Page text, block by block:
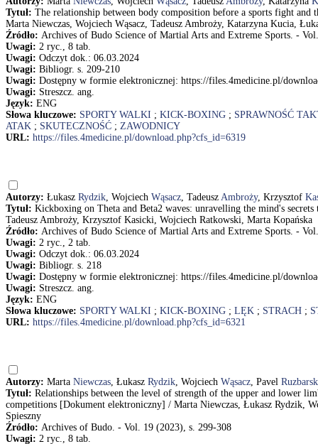
Tytuł: The relationship between body composition before a sports fight
Marta Niewczas, Wojciech Wąsacz, Tadeusz Ambroży, Katarzyna Kucia,
Źródło: Archives of Budo Science of Martial Arts and Extreme Sports. -
Uwagi: 2 ryc., 8 tab.
Uwagi: Odczyt dok.: 06.03.2024
Uwagi: Bibliogr. s. 209-210
Uwagi: Dostępny w formie elektronicznej: https://files.4medicine.pl/
Uwagi: Streszcz. ang.
Język: ENG
Słowa kluczowe: SPORTY WALKI ; KICK-BOXING ; SPRAWNOŚĆ
ATAK ; SKUTECZNOŚĆ ; ZAWODNICY
URL: https://files.4medicine.pl/download.php?cfs_id=6319
Autorzy: Łukasz Rydzik, Wojciech Wąsacz, Tadeusz Ambroży, Krzysztof
Tytuł: Kickboxing on Theta and Beta2 waves: unravelling the mind's
Tadeusz Ambroży, Krzysztof Kasicki, Wojciech Ratkowski, Marta Kopańska
Źródło: Archives of Budo Science of Martial Arts and Extreme Sports. -
Uwagi: 2 ryc., 2 tab.
Uwagi: Odczyt dok.: 06.03.2024
Uwagi: Bibliogr. s. 218
Uwagi: Dostępny w formie elektronicznej: https://files.4medicine.pl/
Uwagi: Streszcz. ang.
Język: ENG
Słowa kluczowe: SPORTY WALKI ; KICK-BOXING ; LĘK ; STRACH ;
URL: https://files.4medicine.pl/download.php?cfs_id=6321
Autorzy: Marta Niewczas, Łukasz Rydzik, Wojciech Wąsacz, Pavel
Tytuł: Relationships between the level of strength of the upper and lower
competitions [Dokument elektroniczny] / Marta Niewczas, Łukasz Rydzik,
Spieszny
Źródło: Archives of Budo. - Vol. 19 (2023), s. 299-308
Uwagi: 2 ryc., 8 tab.